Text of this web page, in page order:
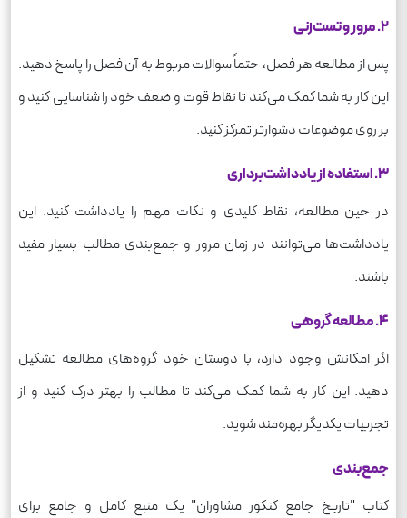
2. مرور و تست‌زنی
پس از مطالعه هر فصل، حتماً سوالات مربوط به آن فصل را پاسخ دهید.
این کار به شما کمک می‌کند تا نقاط قوت و ضعف خود را شناسایی کنید و
بر روی موضوعات دشوارتر تمرکز کنید.
3. استفاده از یادداشت‌برداری
در حین مطالعه، نقاط کلیدی و نکات مهم را یادداشت کنید. این
یادداشت‌ها می‌توانند در زمان مرور و جمع‌بندی مطالب بسیار مفید
باشند.
4. مطالعه گروهی
اگر امکانش وجود دارد، با دوستان خود گروه‌های مطالعه تشکیل
دهید. این کار به شما کمک می‌کند تا مطالب را بهتر درک کنید و از
تجربیات یکدیگر بهره‌مند شوید.
جمع‌بندی
کتاب "تاریخ جامع کنکور مشاوران" یک منبع کامل و جامع برای